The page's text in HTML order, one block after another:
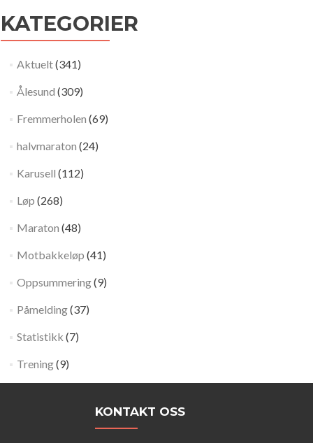
KATEGORIER
Aktuelt(341)
Ålesund (309)
Fremmerholen (69)
halvmaraton (24)
Karusell (112)
Løp (268)
Maraton (48)
Motbakkeløp (41)
Oppsummering(9)
Påmelding(37)
Statistikk (7)
Trening(9)
KONTAKT OSS